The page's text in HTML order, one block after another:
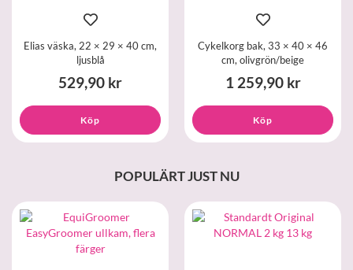
Elias väska, 22 × 29 × 40 cm,
ljusblå
529,90 kr
Köp
Cykelkorg bak, 33 × 40 × 46
cm, olivgrön/beige
1 259,90 kr
Köp
POPULÄRT JUST NU